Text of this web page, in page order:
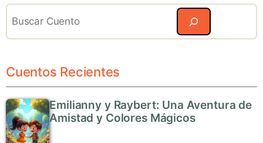
Cuentos Recientes
Emilianny y Raybert: Una Aventura de
Amistad y Colores Mágicos